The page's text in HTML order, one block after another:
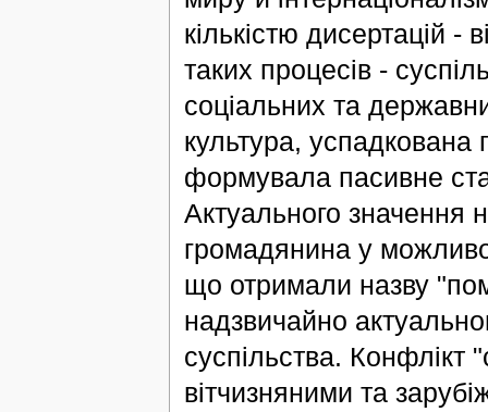
кількістю дисертацій -
таких процесів -
соціальних та
культура, успадкована
формувала пасивне
Актуального значення
громадянина у
що отримали назву
надзвичайно
суспільства. Конфлікт
вітчизняними та